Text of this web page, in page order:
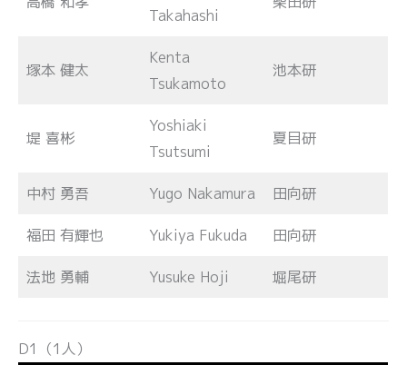
Takahashi
塚本 健太
Kenta
Tsukamoto
池本研
堤 喜彬
Yoshiaki
Tsutsumi
夏目研
中村 勇吾 Yugo Nakamura 田向研
福田 有輝也 Yukiya Fukuda 田向研
法地 勇輔 Yusuke Hoji 堀尾研
D1（1人）